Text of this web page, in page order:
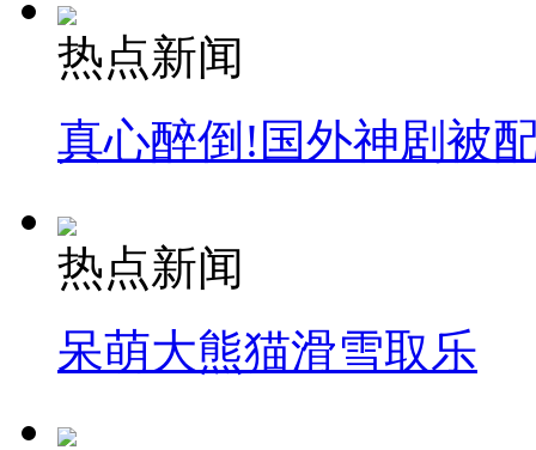
热点新闻
真心醉倒!国外神剧被
热点新闻
呆萌大熊猫滑雪取乐